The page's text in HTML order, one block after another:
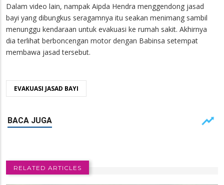
Dalam video lain, nampak Aipda Hendra menggendong jasad
bayi yang dibungkus seragamnya itu seakan menimang sambil
menunggu kendaraan untuk evakuasi ke rumah sakit. Akhirnya
dia terlihat berboncengan motor dengan Babinsa setempat
membawa jasad tersebut.
EVAKUASI JASAD BAYI
RELATED ARTICLES